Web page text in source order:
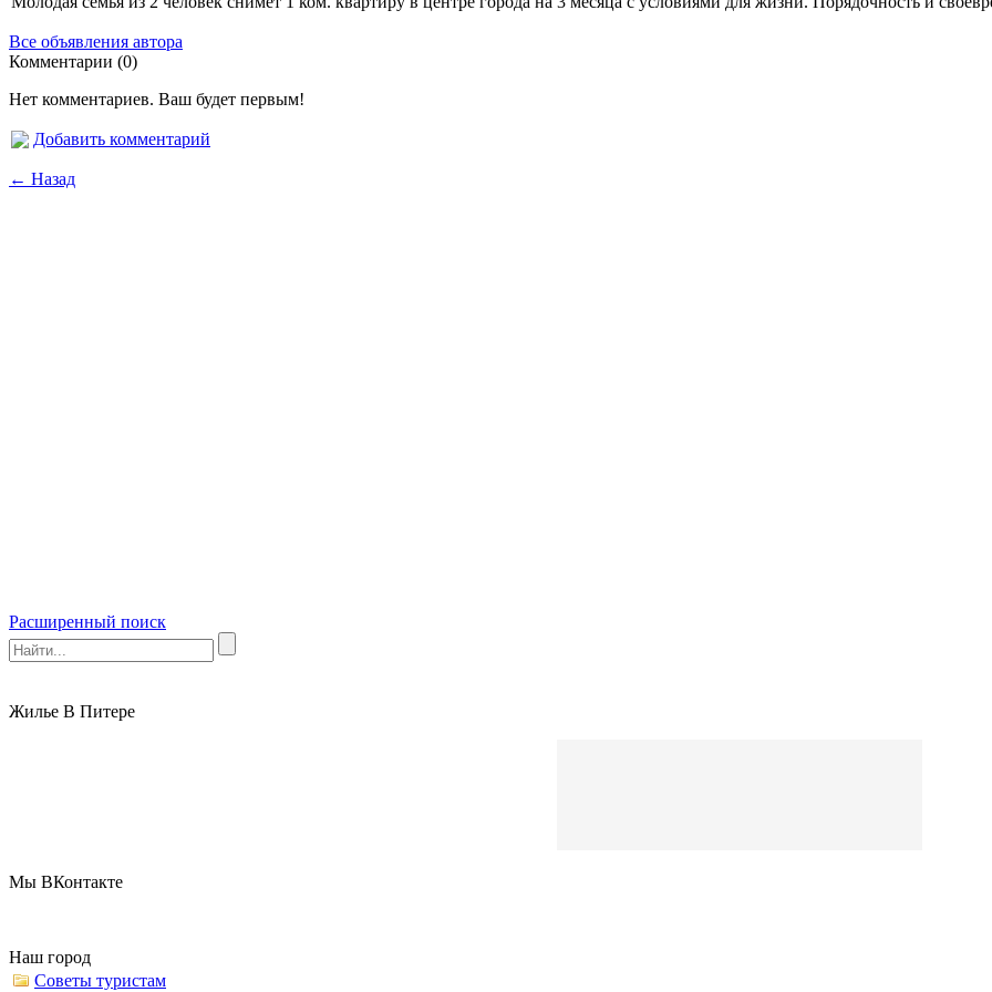
Все объявления автора
Комментарии (0)
Нет комментариев. Ваш будет первым!
Добавить комментарий
← Назад
Расширенный поиск
Жилье В Питере
Мы ВКонтакте
Наш город
Советы туристам